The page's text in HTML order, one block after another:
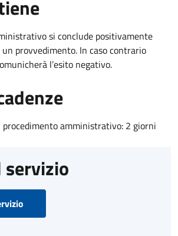
si conclude positivamente
un provvedimento. In caso contrario
l’esito negativo.
procedimento amministrativo: 2 giorni
servizio